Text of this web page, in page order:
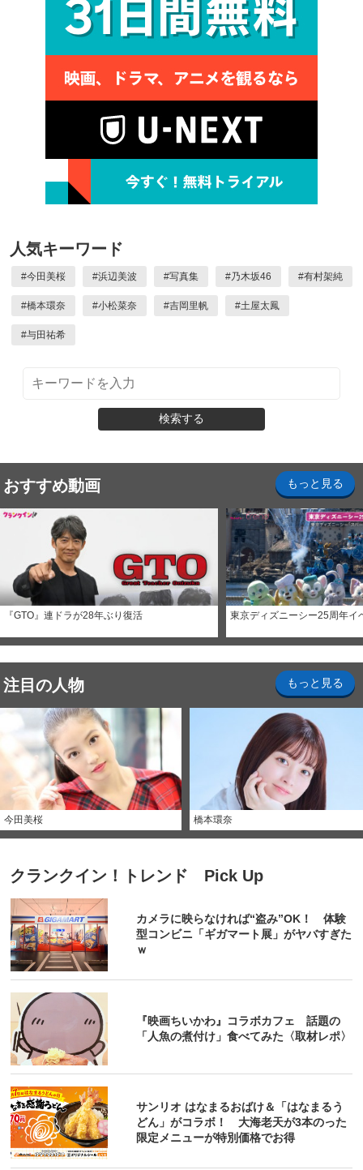
人気キーワード
#今田美桜 #浜辺美波 #写真集 #乃木坂46 #有村架純
#橋本環奈 #小松菜奈 #吉岡里帆 #土屋太鳳
#与田祐希
検索する
おすすめ動画 もっと見る
『GTO』連ドラが28年ぶり復活 東京ディズニーシー25周年イ
注目の人物 もっと見る
今田美桜 橋本環奈
クランクイン！トレンド Pick Up
カメラに映らなければ“盗み”OK！ 体験
型コンビニ「ギガマート展」がヤバすぎた
ｗ
『映画ちいかわ』コラボカフェ 話題の
「人魚の煮付け」食べてみた〈取材レポ〉
サンリオ はなまるおばけ＆「はなまるう
どん」がコラボ！ 大海老天が3本のった
限定メニューが特別価格でお得